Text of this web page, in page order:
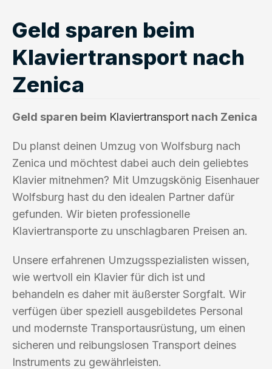
Geld sparen beim
Klaviertransport nach
Zenica
Geld sparen beim Klaviertransport nach Zenica
Du planst deinen Umzug von Wolfsburg nach
Zenica und möchtest dabei auch dein geliebtes
Klavier mitnehmen? Mit Umzugskönig Eisenhauer
Wolfsburg hast du den idealen Partner dafür
gefunden. Wir bieten professionelle
Klaviertransporte zu unschlagbaren Preisen an.
Unsere erfahrenen Umzugsspezialisten wissen,
wie wertvoll ein Klavier für dich ist und
behandeln es daher mit äußerster Sorgfalt. Wir
verfügen über speziell ausgebildetes Personal
und modernste Transportausrüstung, um einen
sicheren und reibungslosen Transport deines
Instruments zu gewährleisten.